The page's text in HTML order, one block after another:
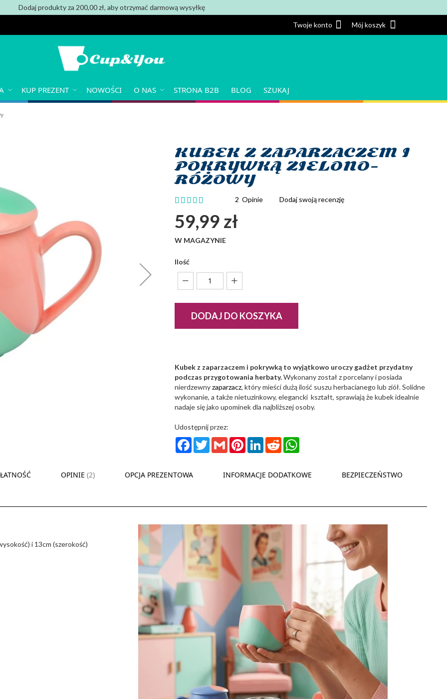
Dodaj produkty za 200,00 zł, aby otrzymać darmową wysyłkę
Twoje konto
Twoje konto Mój koszyk
KUP PREZENT NOWOŚCI O NAS STRONA B2B BLOG SZUKAJ
KUBEK Z ZAPARZACZEM I
POKRYWKĄ ZIELONO-
RÓŻOWY
Ocena:
2 Opinie Dodaj swoją recenzję
59,99 zł
W MAGAZYNIE
Ilość
DODAJ DO KOSZYKA
Kubek z zaparzaczem i pokrywką to wyjątkowo uroczy gadżet przydatny
podczas przygotowania herbaty.Wykonany został z porcelany i posiada
nierdzewnyzaparzacz, który mieści dużą ilość suszu herbacianego lub ziół. Solidne
wykonanie, a także nietuzinkowy, elegancki kształt, sprawiają że kubek idealnie
nadaje się jako upominek dla najbliższej osoby.
Udostępnij przez:
FacebookTwitterGmail PinterestLinkedInReddit
OPINIE 2 OPCJA PREZENTOWA INFORMACJE DODATKOWE BEZPIECZEŃSTWO
i 13cm (szerokość)